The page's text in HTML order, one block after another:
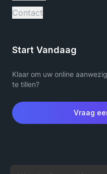
Contact
Start Vandaag
Klaar om uw online
te tillen?
Vraag